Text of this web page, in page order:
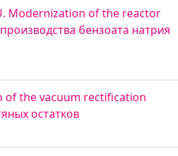
Modernization of the reactor
бензоата натрия
of the vacuum rectification
остатков